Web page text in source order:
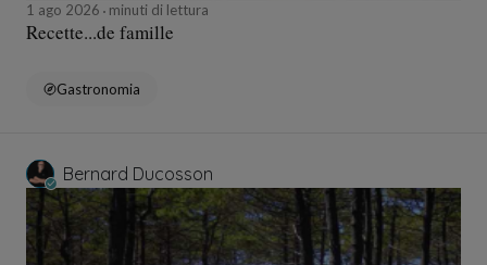
1 ago 2026 minuti di lettura
Recette...de famille
Gastronomia
Bernard Ducosson